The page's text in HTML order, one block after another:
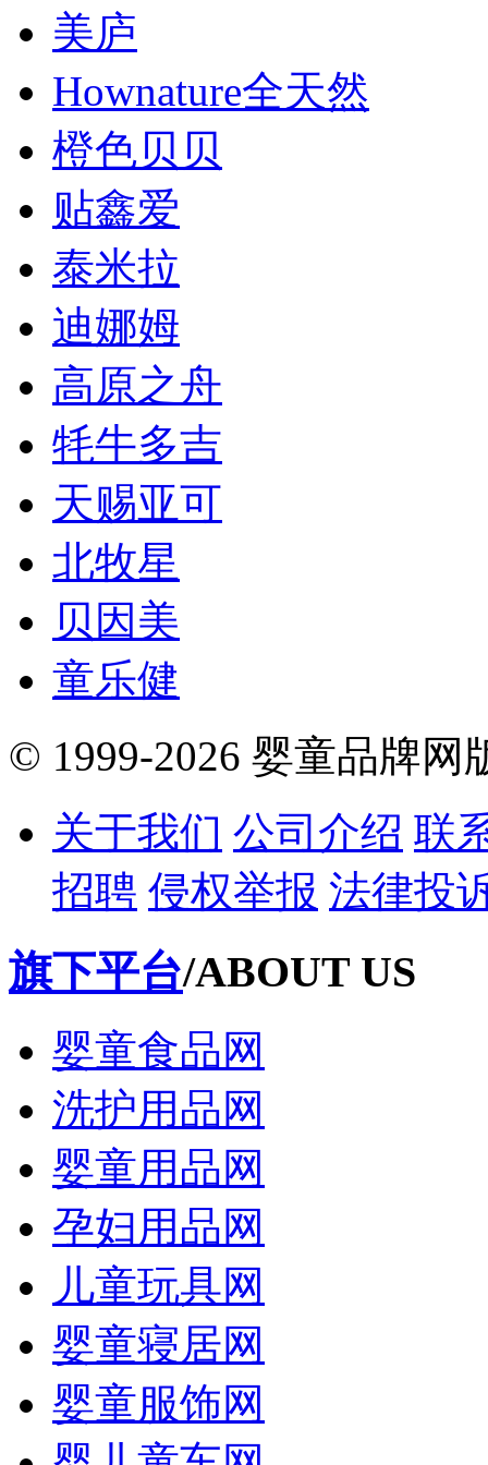
美庐
Hownature全天然
橙色贝贝
贴鑫爱
泰米拉
迪娜姆
高原之舟
牦牛多吉
天赐亚可
北牧星
贝因美
童乐健
© 1999-2026 婴童品牌网
关于我们 公司介绍 联
招聘 侵权举报 法律投
旗下平台/ABOUT US
婴童食品网
洗护用品网
婴童用品网
孕妇用品网
儿童玩具网
婴童寝居网
婴童服饰网